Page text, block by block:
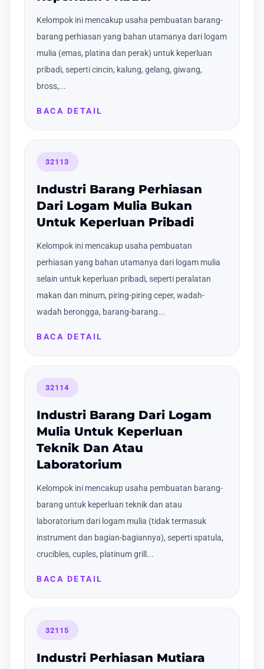
Kelompok ini mencakup usaha pembuatan barang-
barang perhiasan yang bahan utamanya dari logam
mulia (emas, platina dan perak) untuk keperluan
pribadi, seperti cincin, kalung, gelang, giwang,
bross,...
BACA DETAIL
32113
Industri Barang Perhiasan
Dari Logam Mulia Bukan
Untuk Keperluan Pribadi
Kelompok ini mencakup usaha pembuatan
perhiasan yang bahan utamanya dari logam mulia
selain untuk keperluan pribadi, seperti peralatan
makan dan minum, piring-piring ceper, wadah-
wadah berongga, barang-barang...
BACA DETAIL
32114
Industri Barang Dari Logam
Mulia Untuk Keperluan
Teknik Dan Atau
Laboratorium
Kelompok ini mencakup usaha pembuatan barang-
barang untuk keperluan teknik dan atau
laboratorium dari logam mulia (tidak termasuk
instrument dan bagian-bagiannya), seperti spatula,
crucibles, cuples, platinum grill...
BACA DETAIL
32115
Industri Perhiasan Mutiara